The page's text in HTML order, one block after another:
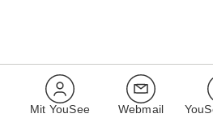
Mit YouSee Webmail